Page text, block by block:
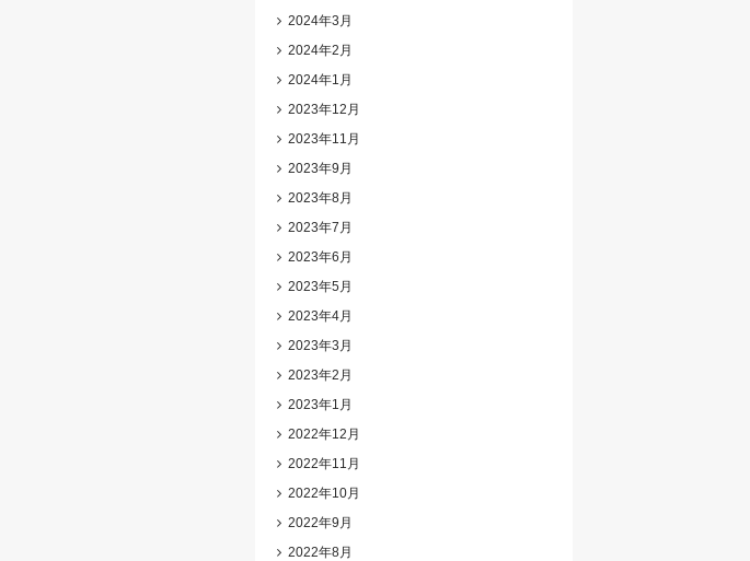
2024年3月
2024年2月
2024年1月
2023年12月
2023年11月
2023年9月
2023年8月
2023年7月
2023年6月
2023年5月
2023年4月
2023年3月
2023年2月
2023年1月
2022年12月
2022年11月
2022年10月
2022年9月
2022年8月